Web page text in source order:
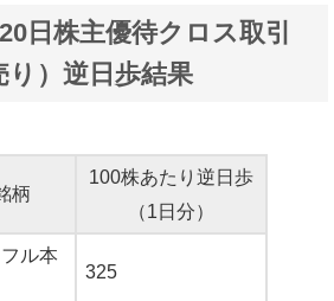
日株主優待クロス取引
り）逆日歩結果
柄
100株あたり逆日歩
（1日分）
ル本
325